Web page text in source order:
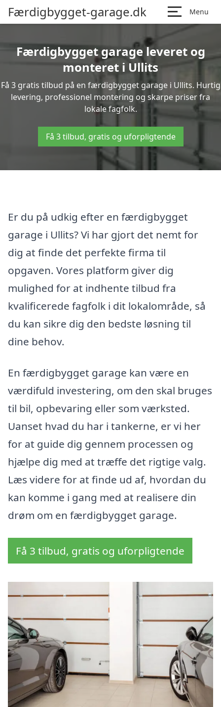
Færdigbygget-garage.dk Menu
Færdigbygget garage leveret og
monteret i Ullits
Få 3 gratis tilbud på en færdigbygget garage i Ullits. Hurtig
levering, professionel montering og skarpe priser fra
lokale fagfolk.
Få 3 tilbud, gratis og uforpligtende
Er du på udkig efter en færdigbygget
garage i Ullits? Vi har gjort det nemt for
dig at finde det perfekte firma til
opgaven. Vores platform giver dig
mulighed for at indhente tilbud fra
kvalificerede fagfolk i dit lokalområde, så
du kan sikre dig den bedste løsning til
dine behov.
En færdigbygget garage kan være en
værdifuld investering, om den skal bruges
til bil, opbevaring eller som værksted.
Uanset hvad du har i tankerne, er vi her
for at guide dig gennem processen og
hjælpe dig med at træffe det rigtige valg.
Læs videre for at finde ud af, hvordan du
kan komme i gang med at realisere din
drøm om en færdigbygget garage.
Få 3 tilbud, gratis og uforpligtende